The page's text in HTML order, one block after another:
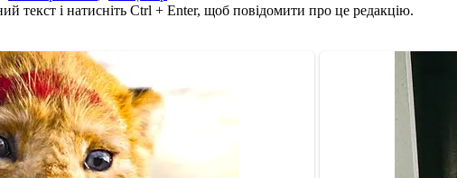
текст і натисніть Ctrl + Enter, щоб повідомити про це редакцію.